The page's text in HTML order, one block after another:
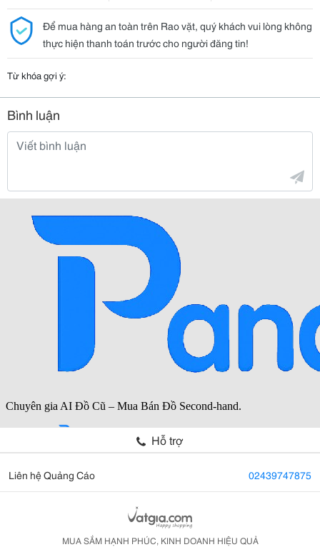
Để mua hàng an toàn trên Rao vặt, quý khách vui lòng không
thực hiện thanh toán trước cho người đăng tin!
Từ khóa gợi ý:
Bình luận
Hỗ trợ
Liên hệ Quảng Cáo 02439747875
MUA SẮM HẠNH PHÚC, KINH DOANH HIỆU QUẢ